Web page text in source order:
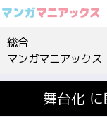
総合
マンガマニアックス
舞台化